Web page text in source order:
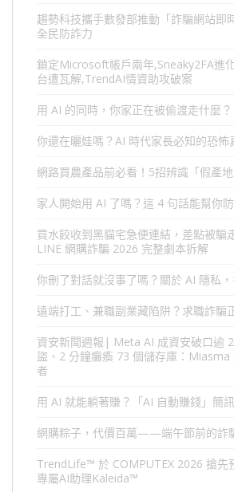
趨勢科技攜手數發部推動「詐騙網站即
全民防詐力
鎖定Microsoft帳戶兩年,Sneaky2FA進
台遭瓦解,TrendAI情資助攻破案
用 AI 的同時，你家正在被偷渡走什麼？
你還在曬娃嗎？AI 時代家長必知的恐怖
網路買農產品前必看！5招辨識「假產
家人開始用 AI 了嗎？這 4 句話能幫你
買水餃收到黑貓宅急便連結，差點被
LINE 網購詐騙 2026 完整劇本拆解
你刪了對話就沒事了嗎？關於 AI 隱私
遠端打工、兼職副業藏陷阱？求職詐騙
資安新聞週報| Meta AI 成資安破口逾
盜、2 分鐘癱瘓 73 個儲存庫：Miasma
者
用 AI 就能躺著賺？「AI 自動賺錢」簡訊
網購粽子，代價百萬——端午節前的詐
TrendLife™ 於 COMPUTEX 2026 搶先
專屬AI助理Kaleida™